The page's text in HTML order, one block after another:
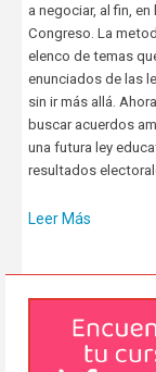
a negociar, al fin,
Congreso. La
elenco de temas
enunciados de las
sin ir más allá.
buscar acuerdos
una futura ley
resultados
Leer Más